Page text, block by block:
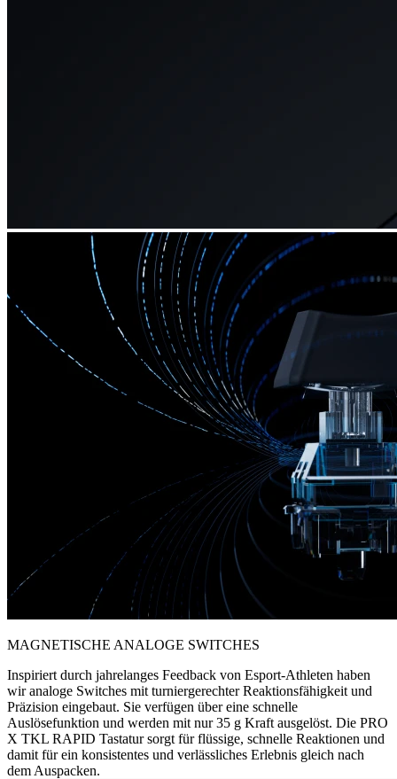
MAGNETISCHE ANALOGE SWITCHES
Inspiriert durch jahrelanges Feedback von Esport-Athleten haben
wir analoge Switches mit turniergerechter Reaktionsfähigkeit und
Präzision eingebaut. Sie verfügen über eine schnelle
Auslösefunktion und werden mit nur 35 g Kraft ausgelöst. Die PRO
X TKL RAPID Tastatur sorgt für flüssige, schnelle Reaktionen und
damit für ein konsistentes und verlässliches Erlebnis gleich nach
dem Auspacken.